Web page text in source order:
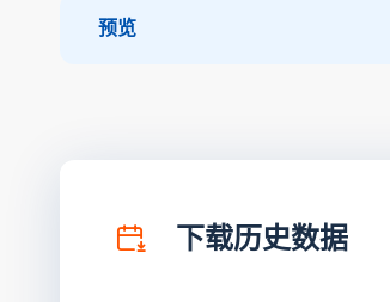
预览
下载历史数据